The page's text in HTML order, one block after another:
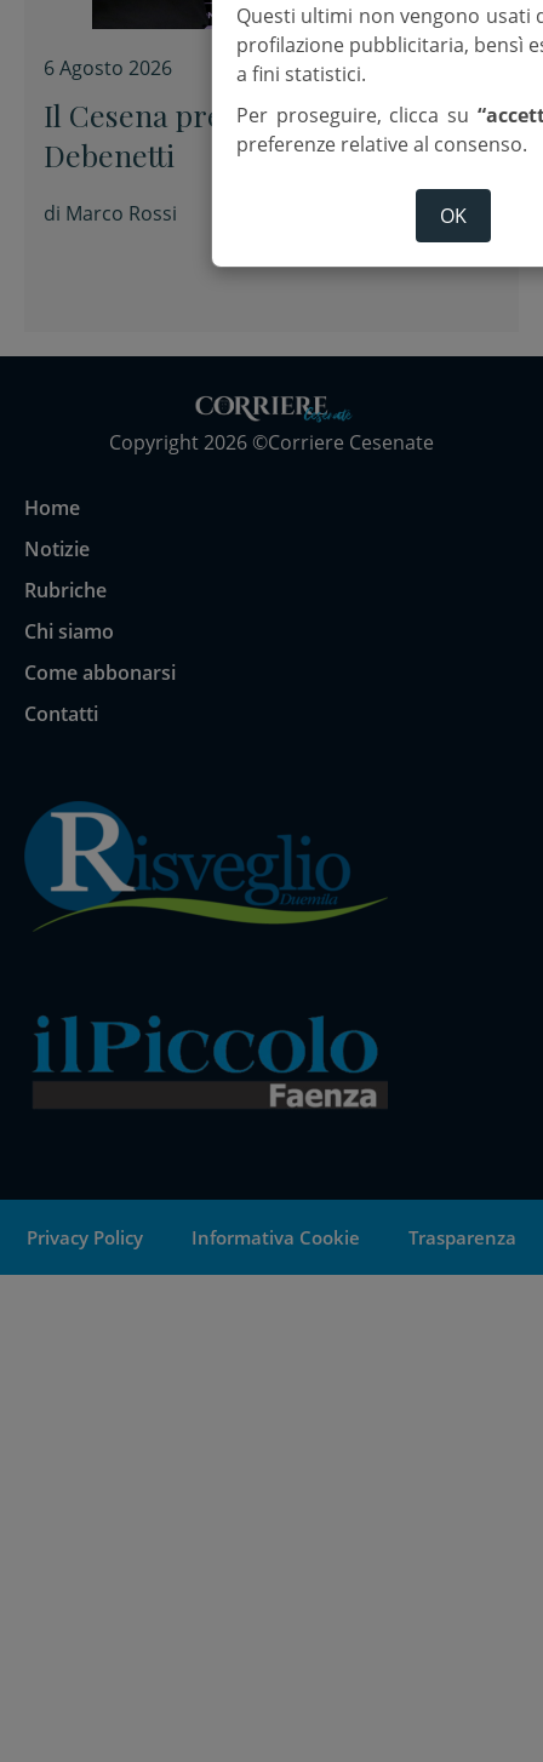
6 Agosto 2026
Il Cesena presenta Alessandro
Debenetti
di Marco Rossi
Copyright 2026 ©Corriere Cesenate
Home
Notizie
Rubriche
Chi siamo
Come abbonarsi
Contatti
Privacy Policy Informativa Cookie Trasparenza
Questi ultimi non vengono usati
profilazione pubblicitaria, bensì
a fini statistici.
Per proseguire, clicca su
preferenze relative al consenso.
OK